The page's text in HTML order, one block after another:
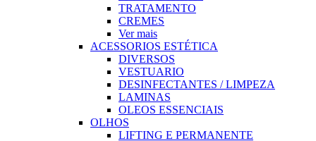
TRATAMENTO
CREMES
Ver mais
ACESSORIOS ESTÉTICA
DIVERSOS
VESTUARIO
DESINFECTANTES / LIMPEZA
LAMINAS
OLEOS ESSENCIAIS
OLHOS
LIFTING E PERMANENTE